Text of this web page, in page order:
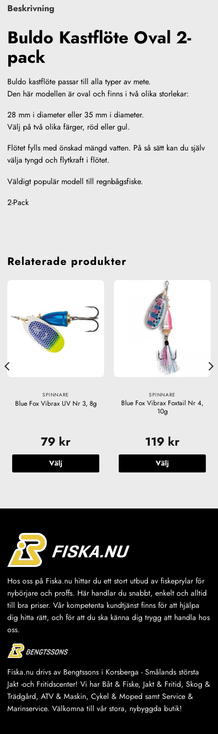
Beskrivning
Buldo Kastflöte Oval 2-
pack
Buldo kastflöte passar till alla typer av mete.
Den här modellen är oval och finns i två olika storlekar:
28 mm i diameter eller 35 mm i diameter.
Välj på två olika färger, röd eller gul.
Flötet fylls med önskad mängd vatten. På så sätt kan du själv
välja tyngd och flytkraft i flötet.
Väldigt populär modell till regnbågsfiske.
2-Pack
Relaterade produkter
SPINNARE
Blue Fox Vibrax UV Nr 3, 8g
79 kr
Välj
har
olika
alternativen
väljas
på
produktsidan
SPINNARE
Blue Fox Vibrax Foxtail Nr 4,
10g
119 kr
Välj
har
väljas
på
produktsidan
Hos oss på Fiska.nu hittar du ett stort utbud av fiskeprylar för
nybörjare och proffs. Här handlar du snabbt, enkelt och alltid
till bra priser. Vår kompetenta kundtjänst finns för att hjälpa
dig hitta rätt, och för att du ska känna dig trygg att handla hos
oss.
Fiska.nu drivs av Bengtssons i Korsberga - Smålands största
Jakt -och Fritidscenter! Vi har Båt & Fiske, Jakt & Fritid, Skog &
Trädgård, ATV & Maskin, Cykel & Moped samt Service &
Marinservice. Välkomna till vår stora, nybyggda butik!